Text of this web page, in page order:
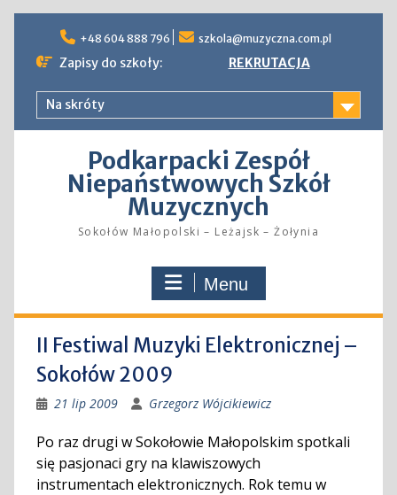
content
+48 604 888 796 szkola@muzyczna.com.pl
Zapisy do szkoły: REKRUTACJA
Na skróty
Podkarpacki Zespół
Niepaństwowych Szkół
Muzycznych
Sokołów Małopolski – Leżajsk – Żołynia
Menu
II Festiwal Muzyki Elektronicznej –
Sokołów 2009
21 lip 2009 Grzegorz Wójcikiewicz
Po raz drugi w Sokołowie Małopolskim spotkali
się pasjonaci gry na klawiszowych
instrumentach elektronicznych. Rok temu w